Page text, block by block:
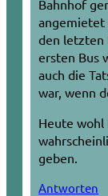
Bahnhof
angemietet
den letzten
ersten Bus
auch die
war, wenn
Heute wohl
geben.
Antworten